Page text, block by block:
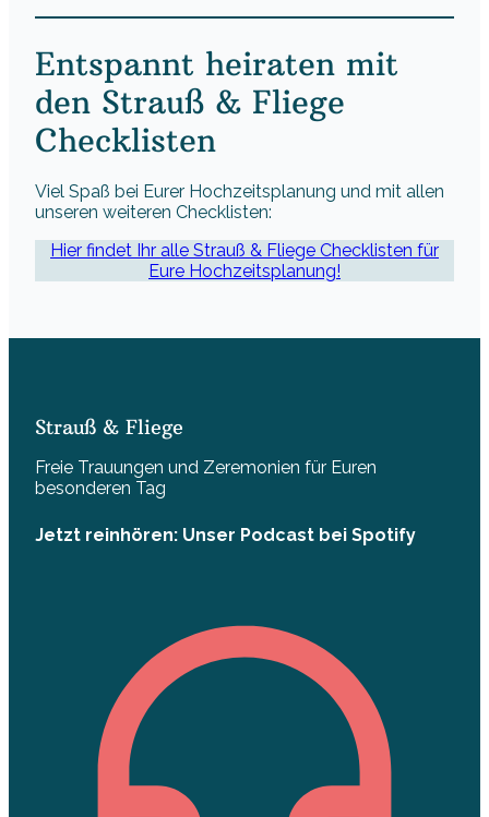
Entspannt heiraten mit
den Strauß & Fliege
Checklisten
Viel Spaß bei Eurer Hochzeitsplanung und mit allen
unseren weiteren Checklisten:
Hier findet Ihr alle Strauß & Fliege Checklisten für
Eure Hochzeitsplanung!
Strauß & Fliege
Freie Trauungen und Zeremonien für Euren
besonderen Tag
Jetzt reinhören: Unser Podcast bei Spotify